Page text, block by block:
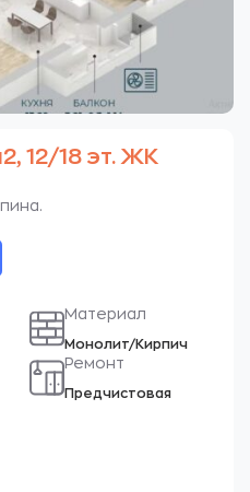
12/18 эт. ЖК
Материал
Монолит/Кирпич
Ремонт
Предчистовая